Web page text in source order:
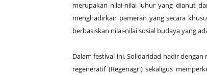
merupakan nilai-nilai luhur yang dianut
menghadirkan pameran yang secara
berbasiskan nilai-nilai sosial budaya yang
Dalam festival ini, Solidaridad hadir
regeneratif (Regenagri) sekaligus